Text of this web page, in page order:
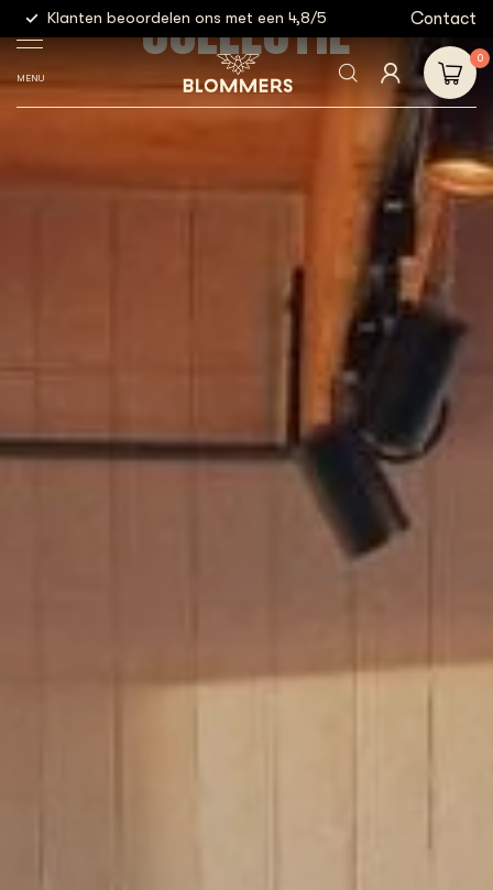
Klanten beoordelen ons met een 4,8/5 Gratis
Contact
MENU
0
COLLECTIE